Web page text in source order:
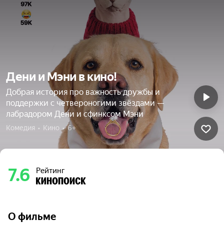
Дени и Мэни в кино!
Добрая история про важность дружбы и
поддержки с четвероногими звёздами —
лабрадором Дени и сфинксом Мэни
Комедия  •  Кино  •  6+
7.6 Рейтинг
О фильме